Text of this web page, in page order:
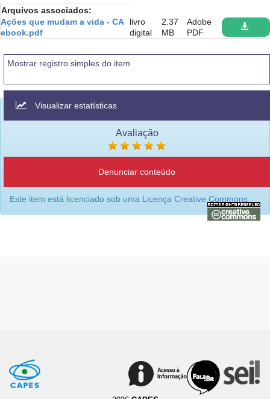
Arquivos associados:
Ações que mudam a vida - CA
ebook.pdf
livro
digital
2.37
MB
Adobe
PDF
Mostrar registro simples do item
Visualizar estatísticas
Avaliação
Denunciar conteúdo
Este item está licenciado sob uma Licença Creative Commons